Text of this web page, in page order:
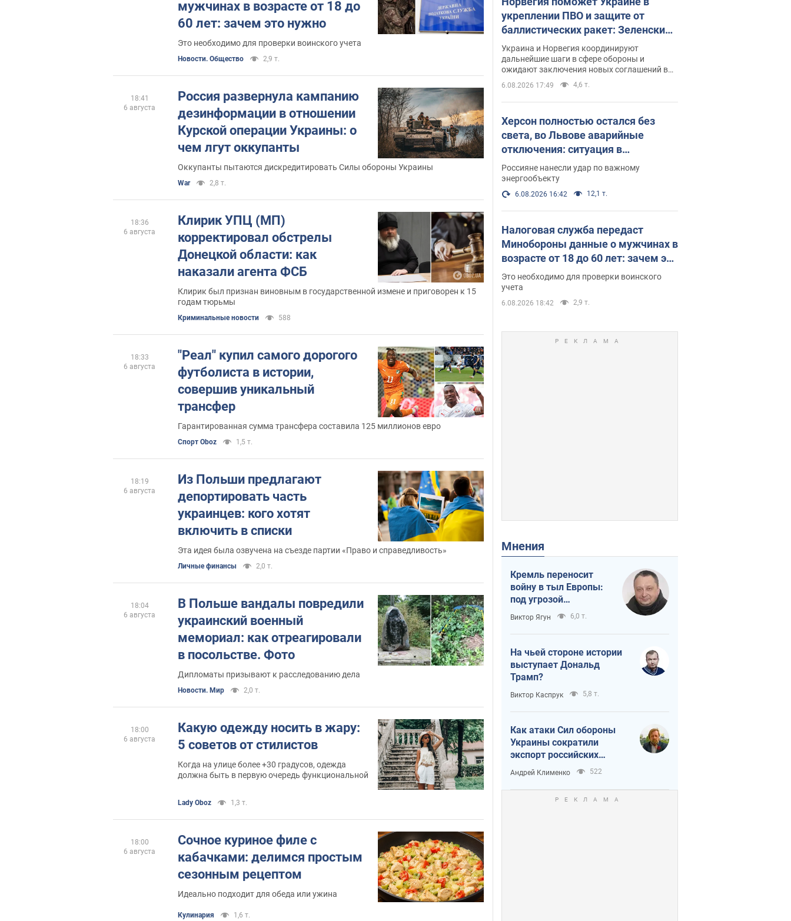
мужчинах в возрасте от 18 до
60 лет: зачем это нужно
Это необходимо для проверки воинского учета
Новости. Общество 2,9 т.
Россия развернула кампанию
дезинформации в отношении
Курской операции Украины: о
чем лгут оккупанты
Оккупанты пытаются дискредитировать Силы обороны Украины
War 2,8 т.
18:41
6 августа
Клирик УПЦ (МП)
корректировал обстрелы
Донецкой области: как
наказали агента ФСБ
Клирик был признан виновным в государственной измене и приговорен к 15
годам тюрьмы
Криминальные новости 588
18:36
6 августа
"Реал" купил самого дорогого
футболиста в истории,
совершив уникальный
трансфер
Гарантированная сумма трансфера составила 125 миллионов евро
Спорт Oboz 1,5 т.
18:33
6 августа
Из Польши предлагают
депортировать часть
украинцев: кого хотят
включить в списки
Эта идея была озвучена на съезде партии «Право и справедливость»
Личные финансы 2,0 т.
18:19
6 августа
В Польше вандалы повредили
украинский военный
мемориал: как отреагировали
в посольстве. Фото
Дипломаты призывают к расследованию дела
Новости. Мир 2,0 т.
18:04
6 августа
Какую одежду носить в жару:
5 советов от стилистов
Когда на улице более +30 градусов, одежда
должна быть в первую очередь функциональной
Lady Oboz 1,3 т.
18:00
6 августа
Сочное куриное филе с
кабачками: делимся простым
сезонным рецептом
Идеально подходит для обеда или ужина
Кулинария 1,6 т.
18:00
6 августа
укреплении ПВО и защите от
баллистических ракет: Зеленский
раскрыл подробности
Украина и Норвегия координируют
дальнейшие шаги в сфере обороны и
ожидают заключения новых соглашений в
рамках стратегического партнерства
6.08.2026 17:49 4,6 т.
Херсон полностью остался без
света, во Львове аварийные
отключения: ситуация в
энергосистеме 6 августа
Россияне нанесли удар по важному
энергообъекту
6.08.2026 16:42 12,1 т.
Налоговая служба передаст
Минобороны данные о мужчинах в
возрасте от 18 до 60 лет: зачем это
нужно
Это необходимо для проверки воинского
учета
6.08.2026 18:42 2,9 т.
Мнения
Кремль переносит
войну в тыл Европы:
под угрозой
критическая
логистика
Виктор Ягун 6,0 т.
На чьей стороне истории
выступает Дональд
Трамп?
Виктор Каспрук 5,8 т.
Как атаки Сил обороны
Украины сократили
экспорт российских
нефтепродуктов
Андрей Клименко 522